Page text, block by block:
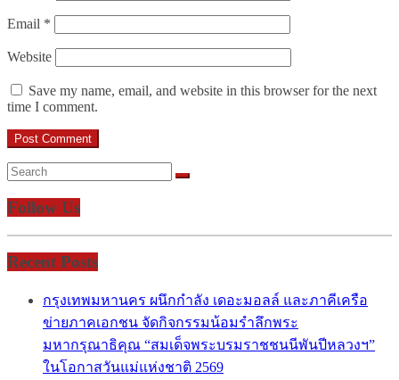
Email *
Website
Save my name, email, and website in this browser for the next
time I comment.
Follow Us
Recent Posts
กรุงเทพมหานคร ผนึกกำลัง เดอะมอลล์ และภาคีเครือ
ข่ายภาคเอกชน จัดกิจกรรมน้อมรำลึกพระ
มหากรุณาธิคุณ “สมเด็จพระบรมราชชนนีพันปีหลวงฯ”
ในโอกาสวันแม่แห่งชาติ 2569